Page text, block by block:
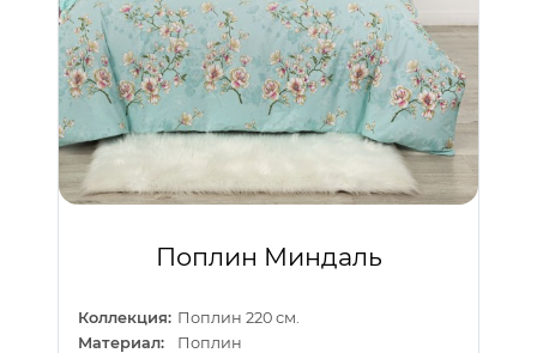
Поплин Миндаль
Коллекция: Поплин 220 см.
Материал:
Поплин